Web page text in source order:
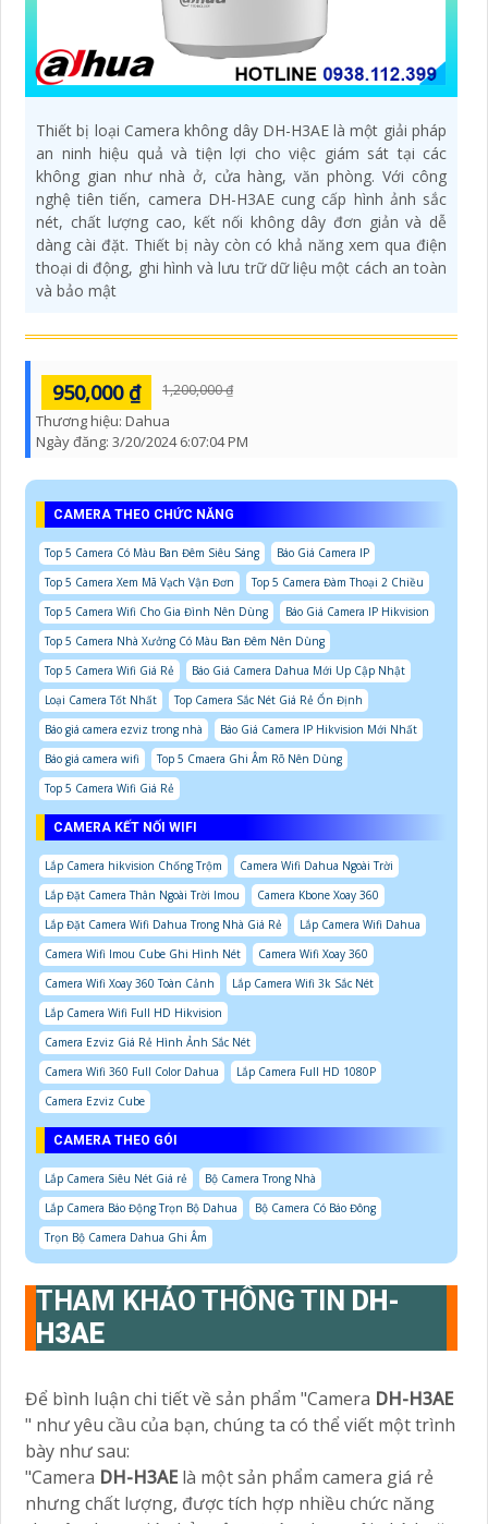
Thiết bị loại Camera không dây DH-H3AE là một giải pháp
an ninh hiệu quả và tiện lợi cho việc giám sát tại các
không gian như nhà ở, cửa hàng, văn phòng. Với công
nghệ tiên tiến, camera DH-H3AE cung cấp hình ảnh sắc
nét, chất lượng cao, kết nối không dây đơn giản và dễ
dàng cài đặt. Thiết bị này còn có khả năng xem qua điện
thoại di động, ghi hình và lưu trữ dữ liệu một cách an toàn
và bảo mật
950,000 ₫ 1,200,000 ₫
Thương hiệu: Dahua
Ngày đăng: 3/20/2024 6:07:04 PM
CAMERA THEO CHỨC NĂNG
Top 5 Camera Có Màu Ban Đêm Siêu Sáng
Báo Giá Camera IP
Top 5 Camera Xem Mã Vạch Vận Đơn
Top 5 Camera Đàm Thoại 2 Chiều
Top 5 Camera Wifi Cho Gia Đình Nên Dùng
Báo Giá Camera IP Hikvision
Top 5 Camera Nhà Xưởng Có Màu Ban Đêm Nên Dùng
Top 5 Camera Wifi Giá Rẻ
Báo Giá Camera Dahua Mới Up Cập Nhật
Loại Camera Tốt Nhất
Top Camera Sắc Nét Giá Rẻ Ổn Định
Báo giá camera ezviz trong nhà
Báo Giá Camera IP Hikvision Mới Nhất
Báo giá camera wifi
Top 5 Cmaera Ghi Âm Rõ Nên Dùng
Top 5 Camera Wifi Giá Rẻ
CAMERA KẾT NỐI WIFI
Lắp Camera hikvision Chống Trộm
Camera Wifi Dahua Ngoài Trời
Lắp Đặt Camera Thân Ngoài Trời Imou
Camera Kbone Xoay 360
Lắp Đặt Camera Wifi Dahua Trong Nhà Giá Rẻ
Lắp Camera Wifi Dahua
Camera Wifi Imou Cube Ghi Hình Nét
Camera Wifi Xoay 360
Camera Wifi Xoay 360 Toàn Cảnh
Lắp Camera Wifi 3k Sắc Nét
Lắp Camera Wifi Full HD Hikvision
Camera Ezviz Giá Rẻ Hình Ảnh Sắc Nét
Camera Wifi 360 Full Color Dahua
Lắp Camera Full HD 1080P
Camera Ezviz Cube
CAMERA THEO GÓI
Lắp Camera Siêu Nét Giá rẻ
Bộ Camera Trong Nhà
Lắp Camera Báo Động Trọn Bộ Dahua
Bộ Camera Có Báo Đông
Trọn Bộ Camera Dahua Ghi Âm
THAM KHẢO THÔNG TIN DH-
H3AE
Để bình luận chi tiết về sản phẩm "Camera DH-H3AE
" như yêu cầu của bạn, chúng ta có thể viết một trình
bày như sau:
"Camera DH-H3AE là một sản phẩm camera giá rẻ
nhưng chất lượng, được tích hợp nhiều chức năng